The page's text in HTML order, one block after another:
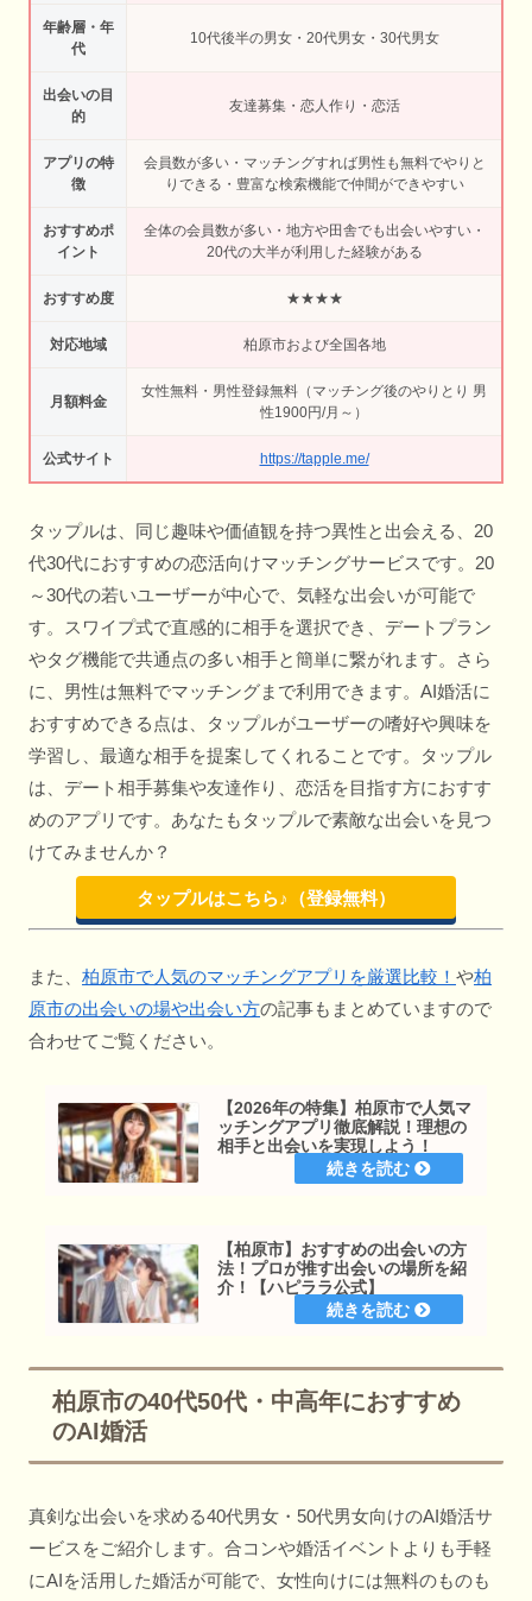
年齢層・年
代
10代後半の男女・20代男女・30代男女
出会いの目
的
友達募集・恋人作り・恋活
アプリの特
徴
会員数が多い・マッチングすれば男性も無料でやりと
りできる・豊富な検索機能で仲間ができやすい
おすすめポ
イント
全体の会員数が多い・地方や田舎でも出会いやすい・
20代の大半が利用した経験がある
おすすめ度 ★★★★
対応地域 柏原市および全国各地
月額料金
女性無料・男性登録無料（マッチング後のやりとり 男
性1900円/月～）
公式サイト https://tapple.me/
タップルは、同じ趣味や価値観を持つ異性と出会える、20
代30代におすすめの恋活向けマッチングサービスです。20
～30代の若いユーザーが中心で、気軽な出会いが可能で
す。スワイプ式で直感的に相手を選択でき、デートプラン
やタグ機能で共通点の多い相手と簡単に繋がれます。さら
に、男性は無料でマッチングまで利用できます。AI婚活に
おすすめできる点は、タップルがユーザーの嗜好や興味を
学習し、最適な相手を提案してくれることです。タップル
は、デート相手募集や友達作り、恋活を目指す方におすす
めのアプリです。あなたもタップルで素敵な出会いを見つ
けてみませんか？
タップルはこちら♪（登録無料）
また、 柏原市で人気のマッチングアプリを厳選比較！ や柏
原市の出会いの場や出会い方の記事もまとめていますので
合わせてご覧ください。
【2026年の特集】柏原市で人気マ
ッチングアプリ徹底解説！理想の
相手と出会いを実現しよう！
【柏原市】おすすめの出会いの方
法！プロが推す出会いの場所を紹
介！【ハピララ公式】
柏原市の40代50代・中高年におすすめ
のAI婚活
真剣な出会いを求める40代男女・50代男女向けのAI婚活サ
ービスをご紹介します。合コンや婚活イベントよりも手軽
にAIを活用した婚活が可能で、女性向けには無料のものも